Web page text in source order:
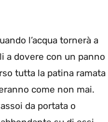
l’acqua tornerà a
a dovere con un panno
tutta la patina ramata
come non mai.
da portata o